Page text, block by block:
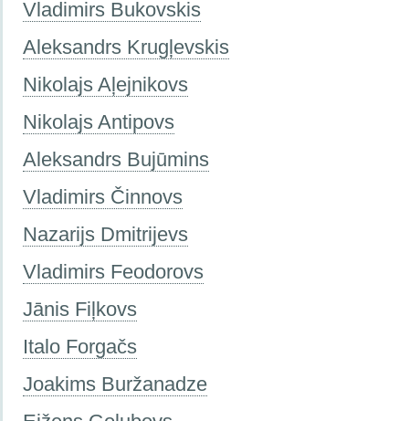
Vladimirs Bukovskis
Aleksandrs Krugļevskis
Nikolajs Aļejnikovs
Nikolajs Antipovs
Aleksandrs Bujūmins
Vladimirs Činnovs
Nazarijs Dmitrijevs
Vladimirs Feodorovs
Jānis Fiļkovs
Italo Forgačs
Joakims Buržanadze